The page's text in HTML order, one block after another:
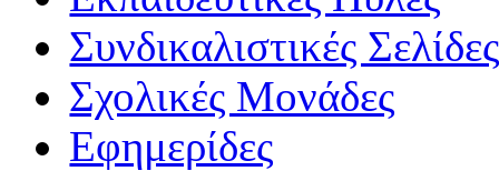
Συνδικαλιστικές Σελίδες
Σχολικές Μονάδες
Εφημερίδες